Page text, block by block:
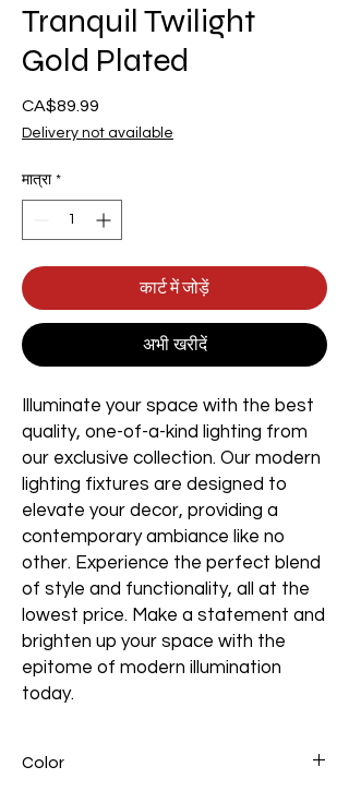
Tranquil Twilight
Gold Plated
CA$89.99
Delivery not available
मात्रा *
कार्ट में जोड़ें
अभी खरीदें
Illuminate your space with the best
quality, one-of-a-kind lighting from
our exclusive collection. Our modern
lighting fixtures are designed to
elevate your decor, providing a
contemporary ambiance like no
other. Experience the perfect blend
of style and functionality, all at the
lowest price. Make a statement and
brighten up your space with the
epitome of modern illumination
today.
Color